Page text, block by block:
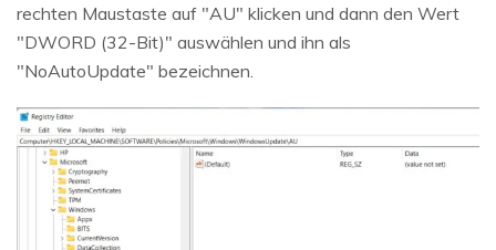
rechten Maustaste auf "AU" klicken und dann den Wert
"DWORD (32-Bit)" auswählen und ihn als
"NoAutoUpdate" bezeichnen.